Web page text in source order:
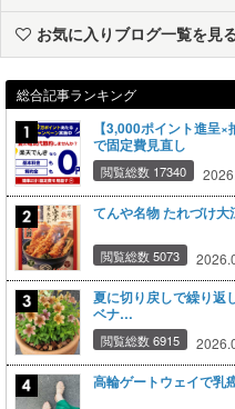
お気に入りブログ一覧を見
総合記事ランキング
【3,000ポイント進呈
で固定費見直し
閲覧総数 17340
てんや名物 たれづけ大
閲覧総数 5073
夏に切り戻しで繰り
ベナ…
閲覧総数 6915
高輪ゲートウェイで乳